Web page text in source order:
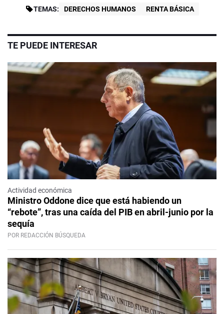
TEMAS: DERECHOS HUMANOS RENTA BÁSICA
TE PUEDE INTERESAR
Actividad económica
Ministro Oddone dice que está habiendo un
“rebote”, tras una caída del PIB en abril-junio por la
sequía
POR REDACCIÓN BÚSQUEDA